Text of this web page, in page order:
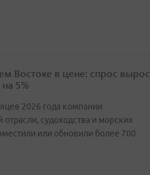
Востоке в цене: спрос вырос
5%
2026 года компании
судоходства и морских
или обновили более 700